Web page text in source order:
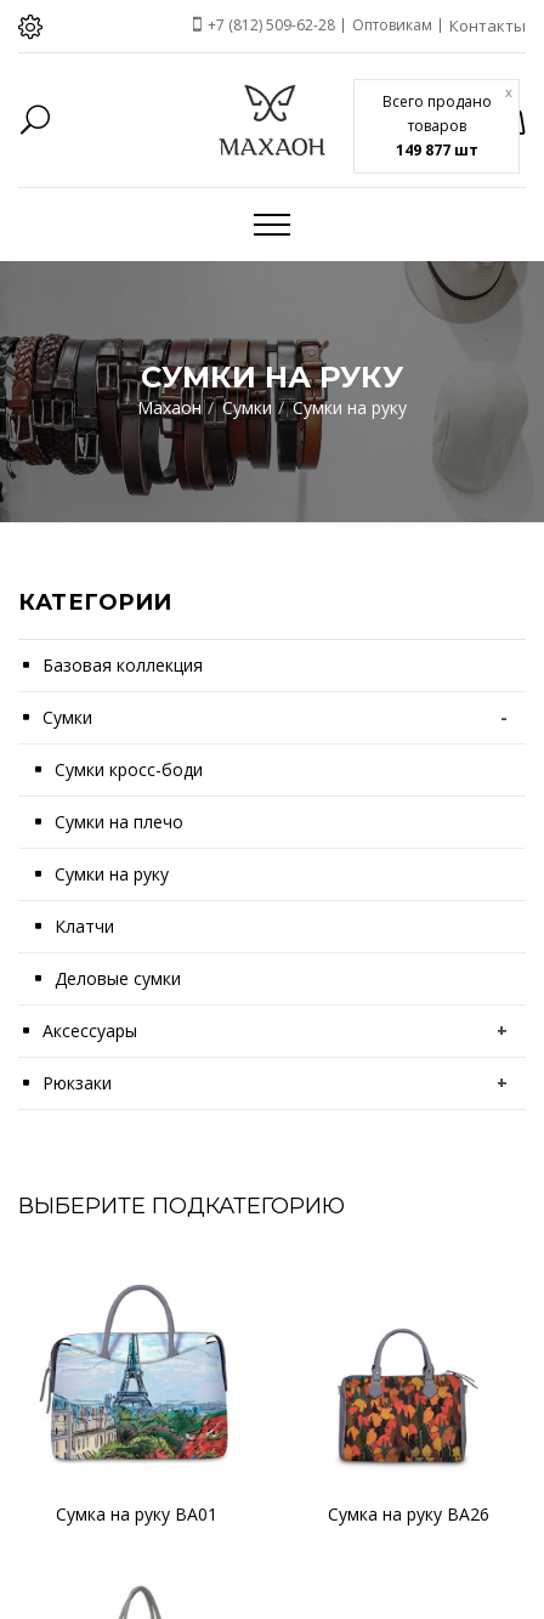
Всего продано
товаров
149 877 шт
x
+7 (812) 509-62-28 Оптовикам Контакты
СУМКИ НА РУКУ
Махаон Сумки Сумки на руку
КАТЕГОРИИ
Базовая коллекция
Сумки -
Сумки кросс-боди
Сумки на плечо
Сумки на руку
Клатчи
Деловые сумки
Аксессуары +
Рюкзаки +
ВЫБЕРИТЕ ПОДКАТЕГОРИЮ
Сумка на руку BA01 Сумка на руку BA26